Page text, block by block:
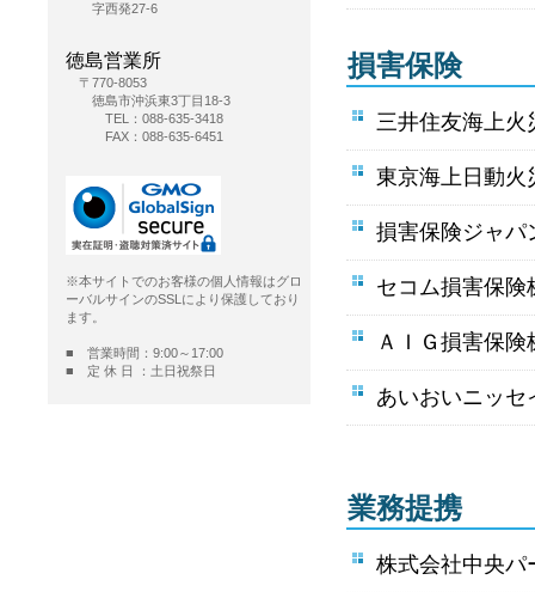
損害保険
三井住友海上
東京海上日動
損害保険ジャ
セコム損害保
ＡＩＧ損害保
あいおいニッ
業務提携
株式会社
字西発27-6
徳島営業所
〒770-8053
徳島市沖浜東3丁目18-3
TEL：088-635-3418
FAX：088-635-6451
※本サイトでのお客様の個人情報はグロ
ーバルサインのSSLにより保護しており
ます。
■ 営業時間：9:00～17:00
■ 定 休 日 ：土日祝祭日